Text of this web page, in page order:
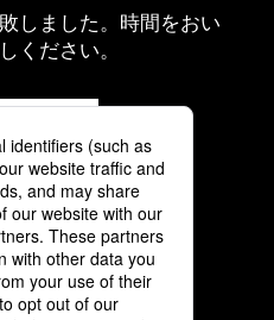
しました。時間をおい
ください。